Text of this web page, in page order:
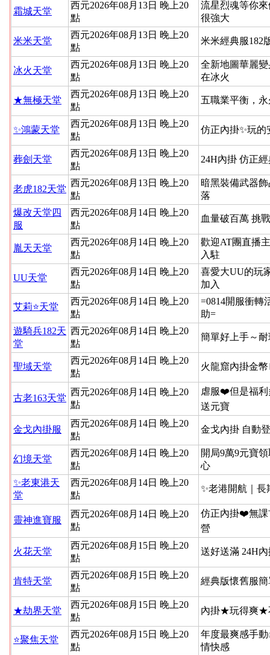
霜城天堂
西元2026年08月13日 晚上20
點
流星烈魂等你
很強大
米米天堂
西元2026年08月13日 晚上20
點
米米經典服182
冰火天堂
西元2026年08月13日 晚上20
點
全新地圖華麗
在冰火
★無極天堂
西元2026年08月13日 晚上20
點
五職業平衡，
✨鴻蒙天堂
西元2026年08月13日 晚上20
點
仿正內掛✨玩的
葬劍天堂
西元2026年08月13日 晚上20
點
24H內掛 仿正
老虎182天堂
西元2026年08月13日 晚上20
點
暗黑裝備武器
落
爆改天堂四
服
西元2026年08月14日 晚上20
點
血量破百萬 挑
胤天天堂
西元2026年08月14日 晚上20
點
歡迎AT團直播
入駐
UU天堂
西元2026年08月14日 晚上20
點
喜愛大UU的玩
加入
艾莉⭐天堂
西元2026年08月14日 晚上20
點
=0814開服衝轉
助=
遊騎兵182天
堂
西元2026年08月14日 晚上20
點
簡單好上手～
聖域天堂
西元2026年08月14日 晚上20
點
火龍窟內掛金
古老163天堂
西元2026年08月14日 晚上20
點
虐服❤️但是福
送元寶
金戈內掛服
西元2026年08月14日 晚上20
點
金戈內掛 自動
幻境天堂
西元2026年08月14日 晚上20
點
開局9萬9元寶
心
✨老東港天
堂
西元2026年08月14日 晚上20
點
✨老港開航｜長
靈神進寶服
西元2026年08月14日 晚上20
點
仿正內掛❤️無
營
火花天堂
西元2026年08月15日 晚上20
點
送好送滿 24H
肯特天堂
西元2026年08月15日 晚上20
點
經典版懷舊服
★劫界天堂
西元2026年08月15日 晚上20
點
內掛★玩得爽★
⭐聚焦天堂
西元2026年08月15日 晚上20
點
年度最爽感手
情快感